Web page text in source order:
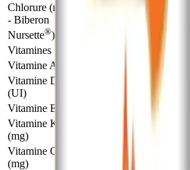
Chlorure (mmol
- Biberon
Nursette®)
1,64
Vitamines
Vitamine A (UI)
200
Vitamine D
(UI)
Vitamine E (UI)
1,35
Vitamine K
(mg)
Vitamine C
(mg)